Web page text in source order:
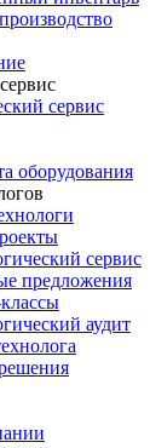
сервис
оборудования
сервис
предложения
аудит